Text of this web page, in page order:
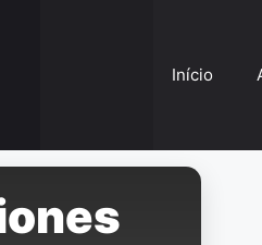
Início